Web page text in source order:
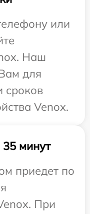
или
Наш
для
сроков
Venox.
минут
приедет по
При